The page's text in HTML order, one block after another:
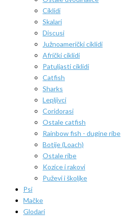
Ciklidi
Skalari
Discusi
Južnoamerički ciklidi
Afrički ciklidi
Patuljasti ciklidi
Catfish
Sharks
Lepljivci
Coridorasi
Ostale catfish
Rainbow fish - dugine ribe
Botije (Loach)
Ostale ribe
Kozice i rakovi
Puževi i školjke
Psi
Mačke
Glodari